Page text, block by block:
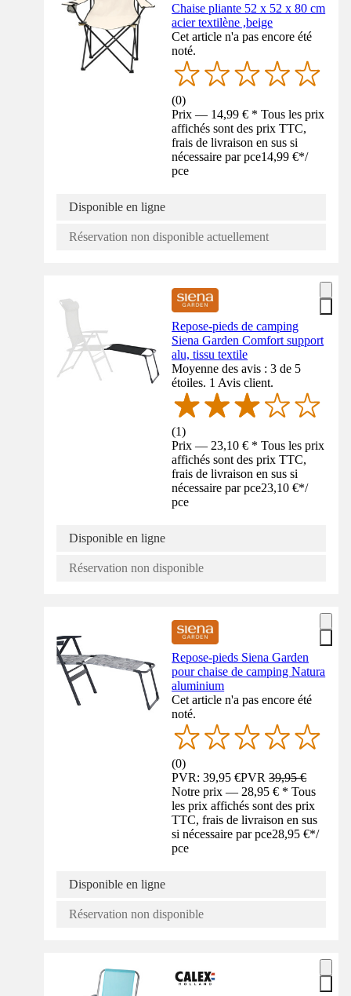
Chaise pliante 52 x 52 x 80 cm
acier textilène ,beige
Cet article n'a pas encore été
noté.
(0)
Prix — 14,99 € * Tous les prix
affichés sont des prix TTC,
frais de livraison en sus si
nécessaire par pce14,99 €*/
pce
Disponible en ligne
Réservation non disponible actuellement
Repose-pieds de camping
Siena Garden Comfort support
alu, tissu textile
Moyenne des avis : 3 de 5
étoiles. 1 Avis client.
(1)
Prix — 23,10 € * Tous les prix
affichés sont des prix TTC,
frais de livraison en sus si
nécessaire par pce23,10 €*/
pce
Disponible en ligne
Réservation non disponible
Repose-pieds Siena Garden
pour chaise de camping Natura
aluminium
Cet article n'a pas encore été
noté.
(0)
PVR: 39,95 €PVR39,95 €
Notre prix — 28,95 € * Tous
les prix affichés sont des prix
TTC, frais de livraison en sus
si nécessaire par pce28,95 €*/
pce
Disponible en ligne
Réservation non disponible